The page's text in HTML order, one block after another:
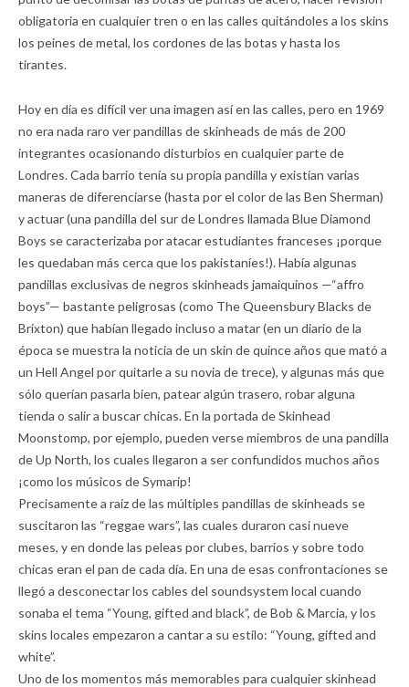
obligatoria en cualquier tren o en las calles quitándoles a los skins
los peines de metal, los cordones de las botas y hasta los
tirantes.
Hoy en día es difícil ver una imagen así en las calles, pero en 1969
no era nada raro ver pandillas de skinheads de más de 200
integrantes ocasionando disturbios en cualquier parte de
Londres. Cada barrio tenía su propia pandilla y existían varias
maneras de diferenciarse (hasta por el color de las Ben Sherman)
y actuar (una pandilla del sur de Londres llamada Blue Diamond
Boys se caracterizaba por atacar estudiantes franceses ¡porque
les quedaban más cerca que los pakistaníes!). Había algunas
pandillas exclusivas de negros skinheads jamaiquinos —“affro
boys”— bastante peligrosas (como The Queensbury Blacks de
Brixton) que habían llegado incluso a matar (en un diario de la
época se muestra la noticia de un skin de quince años que mató a
un Hell Angel por quitarle a su novia de trece), y algunas más que
sólo querían pasarla bien, patear algún trasero, robar alguna
tienda o salir a buscar chicas. En la portada de Skinhead
Moonstomp, por ejemplo, pueden verse miembros de una pandilla
de Up North, los cuales llegaron a ser confundidos muchos años
¡como los músicos de Symarip!
Precisamente a raíz de las múltiples pandillas de skinheads se
suscitaron las “reggae wars”, las cuales duraron casi nueve
meses, y en donde las peleas por clubes, barrios y sobre todo
chicas eran el pan de cada día. En una de esas confrontaciones se
llegó a desconectar los cables del soundsystem local cuando
sonaba el tema “Young, gifted and black”, de Bob & Marcia, y los
skins locales empezaron a cantar a su estilo: “Young, gifted and
white”.
Uno de los momentos más memorables para cualquier skinhead